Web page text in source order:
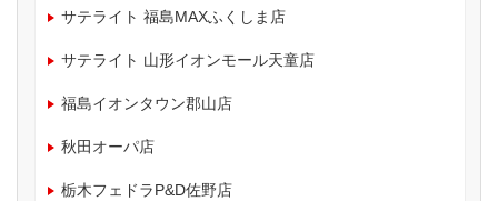
サテライト 福島MAXふくしま店
サテライト 山形イオンモール天童店
福島イオンタウン郡山店
秋田オーパ店
栃木フェドラP&D佐野店